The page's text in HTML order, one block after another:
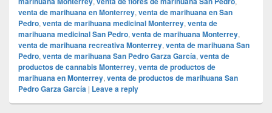
venta de marihuana en Monterrey, venta de marihuana en San
Pedro, venta de marihuana medicinal Monterrey, venta de
marihuana medicinal San Pedro, venta de marihuana Monterrey,
venta de marihuana recreativa Monterrey, venta de marihuana San
Pedro, venta de marihuana San Pedro Garza García, venta de
productos de cannabis Monterrey, venta de productos de
marihuana en Monterrey, venta de productos de marihuana San
Pedro Garza García | Leave a reply